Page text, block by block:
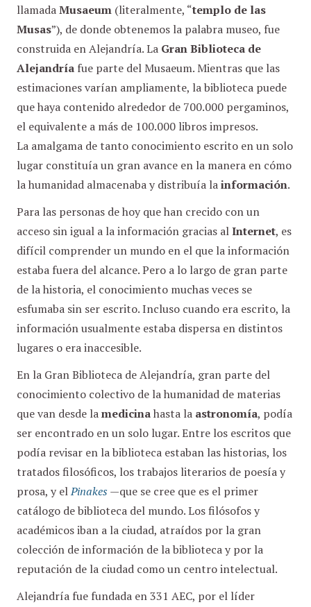
llamadaMusaeum (literalmente, “templo de las
Musas”), de donde obtenemos la palabra museo, fue
construida en Alejandría. La Gran Biblioteca de
Alejandría fue parte del Musaeum. Mientras que las
estimaciones varían ampliamente, la biblioteca puede
que haya contenido alrededor de 700.000 pergaminos,
el equivalente a más de 100.000 libros impresos.
La amalgama de tanto conocimiento escrito en un solo
lugar constituía un gran avance en la manera en cómo
la humanidad almacenaba y distribuía lainformación.
Para las personas de hoy que han crecido con un
acceso sin igual a la información gracias alInternet, es
difícil comprender un mundo en el que la información
estaba fuera del alcance. Pero a lo largo de gran parte
de la historia, el conocimiento muchas veces se
esfumaba sin ser escrito. Incluso cuando era escrito, la
información usualmente estaba dispersa en distintos
lugares o era inaccesible.
En la Gran Biblioteca de Alejandría, gran parte del
conocimiento colectivo de la humanidad de materias
que van desde lamedicinahasta la astronomía, podía
ser encontrado en un solo lugar. Entre los escritos que
podía revisar en la biblioteca estaban las historias, los
tratados filosóficos, los trabajos literarios de poesía y
prosa, y elPinakes —que se cree que es el primer
catálogo de biblioteca del mundo. Los filósofos y
académicos iban a la ciudad, atraídos por la gran
colección de información de la biblioteca y por la
reputación de la ciudad como un centro intelectual.
Alejandría fue fundada en 331 AEC, por el líder